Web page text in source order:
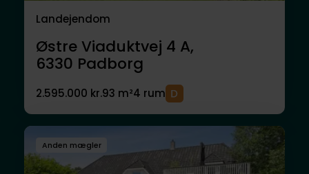
Landejendom
Østre Viaduktvej 4 A,
6330 Padborg
2.595.000 kr.93 m²4 rum
Anden mægler